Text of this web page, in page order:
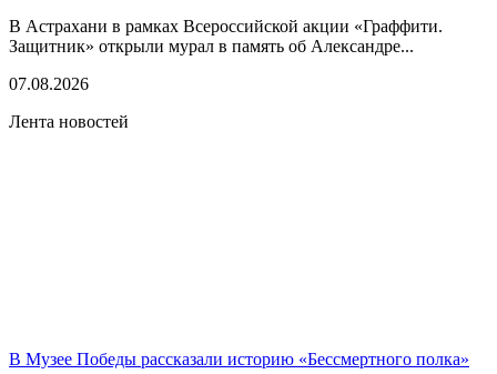
В Астрахани в рамках Всероссийской акции «Граффити.
Защитник» открыли мурал в память об Александре...
07.08.2026
Лента новостей
В Музее Победы рассказали историю «Бессмертного полка»